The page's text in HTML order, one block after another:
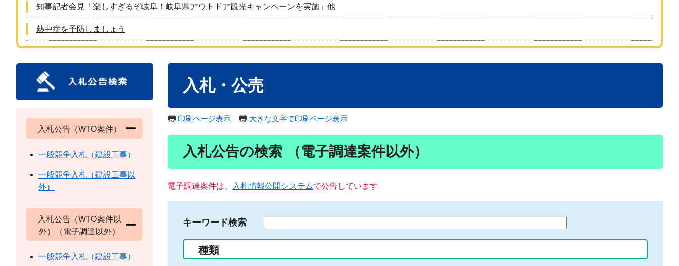
知事記者会見「楽しすぎるぞ岐阜！岐阜県アウトドア観光キャンペーンを実施」他
熱中症を予防しましょう
入札・公売
印刷ページ表示 大きな文字で印刷ページ表示
入札公告の検索 （電子調達案件以外）
電子調達案件は、 入札情報公開システムで公告しています
キーワード検索
る
種類
入札公告（WTO案件）
一般競争入札（建設工事）
一般競争入札（建設工事以
外）
入札公告（WTO案件以
外）（電子調達以外）
一般競争入札（建設工事）